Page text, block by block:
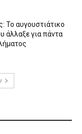
To αυγουστιάτικο
άλλαξε για πάντα